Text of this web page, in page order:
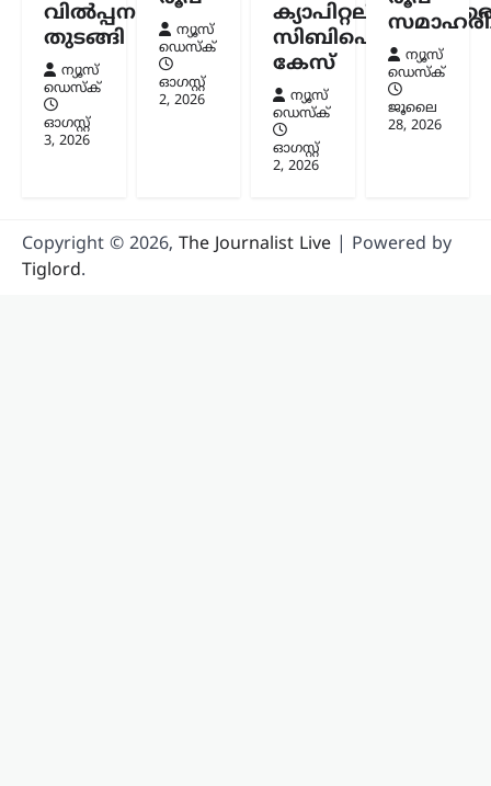
സംശയങ്ങൾ നിലനിൽക്കുന്നുണ്ടെന്ന്
മുൻ ഓസ്ട്രേലിയൻ പേസർ ബ്രെറ്റ് ലീ.
എന്നാൽ താരത്തിന്റെ പ്രായത്തെ…
വിൽപ്പന
തുടങ്ങി
ന്യൂസ്
ഡെസ്ക്
ഓഗസ്റ്റ്‌
3, 2026
ന്യൂസ്
ഡെസ്ക്
ഓഗസ്റ്റ്‌
2, 2026
സിബിഐ
കേസ്
ന്യൂസ്
ഡെസ്ക്
ഓഗസ്റ്റ്‌
2, 2026
ന്യൂസ്
ഡെസ്ക്
ജൂലൈ
28, 2026
Copyright © 2026, The Journalist Live | Powered by
Tiglord.